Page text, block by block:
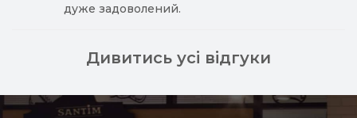
дуже задоволений.
Дивитись усі відгуки